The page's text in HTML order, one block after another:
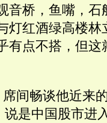
音桥，鱼嘴，石
灯红酒绿高楼
有点不搭，但这
间畅谈他近来
是中国股市进